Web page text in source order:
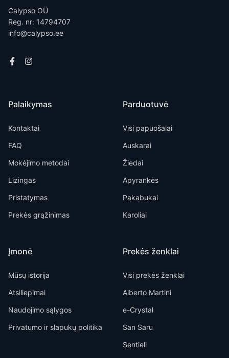
Calypso OÜ
Reg. nr: 14794707
info@calypso.ee
Palaikymas
Kontaktai
FAQ
Mokėjimo metodai
Lizingas
Pristatymas
Prekės grąžinimas
Įmonė
Mūsų istorija
Atsiliepimai
Naudojimo sąlygos
Privatumo ir slapukų politika
Parduotuvė
Visi papuošalai
Auskarai
Žiedai
Apyrankės
Pakabukai
Karoliai
Prekės ženklai
Visi prekės ženklai
Alberto Martini
e-Crystal
San Saru
Sentiell